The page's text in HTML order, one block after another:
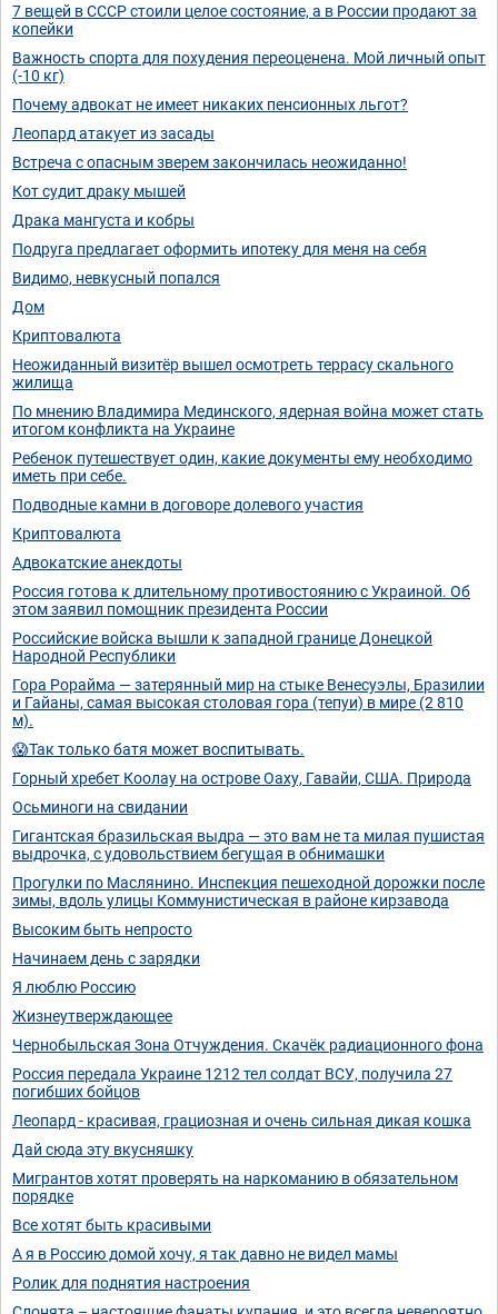
7 вещей в СССР стоили целое состояние, а в России продают за
копейки
Важность спорта для похудения переоценена. Мой личный опыт
(-10 кг)
Почему адвокат не имеет никаких пенсионных льгот?
Леопард атакует из засады
Встреча с опасным зверем закончилась неожиданно!
Кот судит драку мышей
Драка мангуста и кобры
Подруга предлагает оформить ипотеку для меня на себя
Видимо, невкусный попался
Дом
Криптовалюта
Неожиданный визитёр вышел осмотреть террасу скального
жилища
По мнению Владимира Мединского, ядерная война может стать
итогом конфликта на Украине
Ребенок путешествует один, какие документы ему необходимо
иметь при себе.
Подводные камни в договоре долевого участия
Криптовалюта
Адвокатские анекдоты
Россия готова к длительному противостоянию с Украиной. Об
этом заявил помощник президента России
Российские войска вышли к западной границе Донецкой
Народной Республики
Гора Рорайма — затерянный мир на стыке Венесуэлы, Бразилии
и Гайаны, самая высокая столовая гора (тепуи) в мире (2 810
м).
😱Так только батя может воспитывать.
Горный хребет Коолау на острове Оаху, Гавайи, США. Природа
Осьминоги на свидании
Гигантская бразильская выдра — это вам не та милая пушистая
выдрочка, с удовольствием бегущая в обнимашки
Прогулки по Маслянино. Инспекция пешеходной дорожки после
зимы, вдоль улицы Коммунистическая в районе кирзавода
Высоким быть непросто
Начинаем день с зарядки
Я люблю Россию
Жизнеутверждающее
Чернобыльская Зона Отчуждения. Скачёк радиационного фона
Россия передала Украине 1212 тел солдат ВСУ, получила 27
погибших бойцов
Леопард - красивая, грациозная и очень сильная дикая кошка
Дай сюда эту вкусняшку
Мигрантов хотят проверять на наркоманию в обязательном
порядке
Все хотят быть красивыми
А я в Россию домой хочу, я так давно не видел мамы
Ролик для поднятия настроения